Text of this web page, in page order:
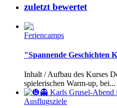
zuletzt bewertet
Feriencamps
"Spannende Geschichten
Inhalt / Aufbau des Kurses
spielerischen Warm-up, bei...
Ausflugsziele